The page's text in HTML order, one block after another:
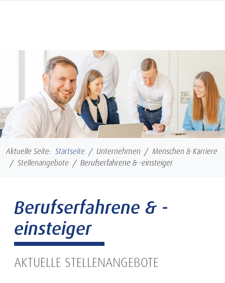
Zum Seiteninhalt springen Hauptmenü öffnen
Aktuelle Seite: Startseite Unternehmen
Menschen & Karriere
Stellenangebote
Berufserfahrene & -einsteiger
Berufserfahrene & -
einsteiger
AKTUELLE STELLENANGEBOTE